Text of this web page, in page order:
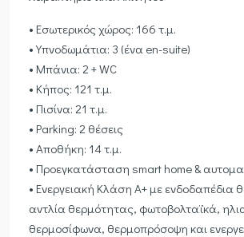
• Εσωτερικός χώρος: 166 τ.μ.
• Υπνοδωμάτια: 3 (ένα en-suite)
• Μπάνια: 2 + WC
• Κήπος: 121 τ.μ.
• Πισίνα: 21 τ.μ.
• Parking: 2 θέσεις
• Αποθήκη: 14 τ.μ.
• Προεγκατάσταση smart home &
• Ενεργειακή Κλάση A+ με ενδοδαπέδια
αντλία θερμότητας, φωτοβολταϊκά,
θερμοσίφωνα, θερμοπρόσοψη και